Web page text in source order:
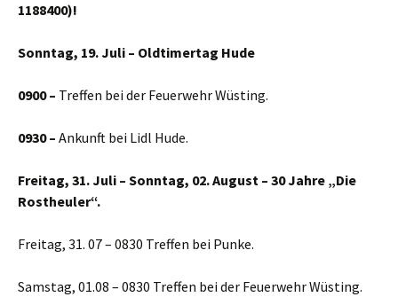
1188400)!
Sonntag, 19. Juli – Oldtimertag Hude
0900– Treffen bei der Feuerwehr Wüsting.
0930– Ankunft bei Lidl Hude.
Freitag, 31. Juli – Sonntag, 02. August – 30 Jahre „Die
Rostheuler“.
Freitag, 31. 07 – 0830 Treffen bei Punke.
Samstag, 01.08 – 0830 Treffen bei der Feuerwehr Wüsting.